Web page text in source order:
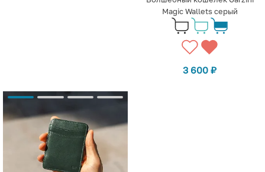
Magic Wallets серый
3 600 ₽